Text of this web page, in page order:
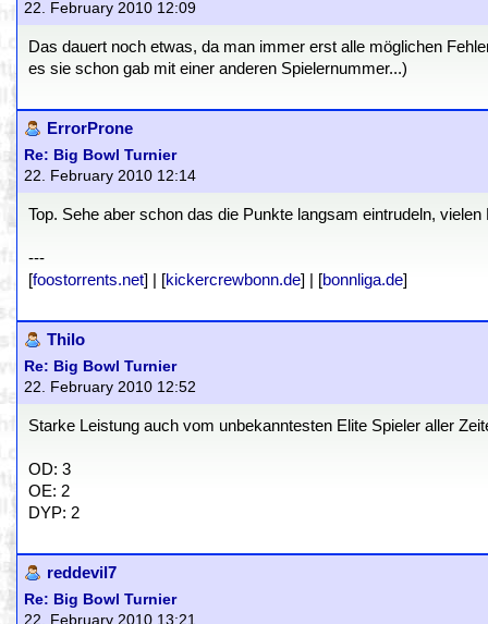
22. February 2010 12:09
Das dauert noch etwas, da man immer erst alle möglichen
es sie schon gab mit einer anderen Spielernummer...)
ErrorProne
Re: Big Bowl Turnier
22. February 2010 12:14
Top. Sehe aber schon das die Punkte langsam eintrudeln, vielen
---
[foostorrents.net] | [kickercrewbonn.de] | [bonnliga.de]
Thilo
Re: Big Bowl Turnier
22. February 2010 12:52
Starke Leistung auch vom unbekanntesten Elite Spieler aller
OD: 3
OE: 2
DYP: 2
reddevil7
Re: Big Bowl Turnier
22. February 2010 13:21